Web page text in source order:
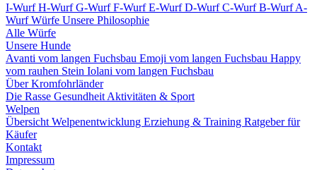
I-WurfH-WurfG-WurfF-WurfE-WurfD-WurfC-WurfB-WurfA-
WurfWürfe Unsere Philosophie
Alle Würfe
Unsere Hunde
Avanti vom langen Fuchsbau Emoji vom langen Fuchsbau Happy
vom rauhen Stein Iolani vom langen Fuchsbau
Über Kromfohrländer
Die Rasse Gesundheit Aktivitäten & Sport
Welpen
Übersicht Welpenentwicklung Erziehung & Training Ratgeber für
Käufer
Kontakt
Impressum